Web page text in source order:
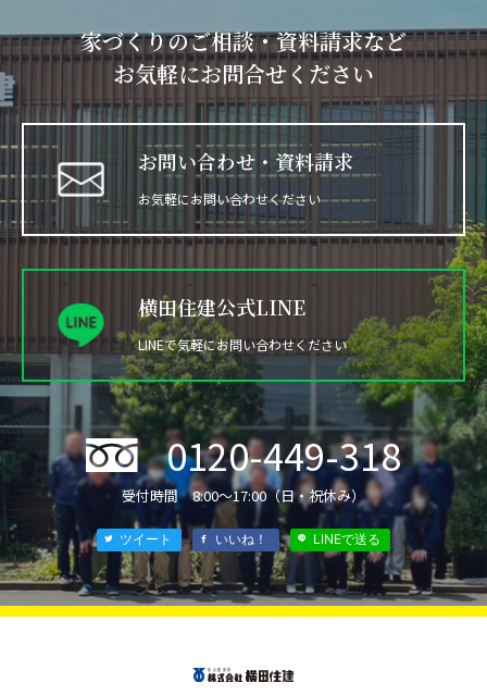
家づくりのご相談・資料請求など
お気軽にお問合せください
お問い合わせ・資料請求
お気軽にお問い合わせください
横田住建公式LINE
LINEで気軽にお問い合わせください
0120-449-318
受付時間 8:00〜17:00（日・祝休み）
ツイート いいね！ LINEで送る